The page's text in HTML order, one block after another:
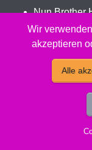
Nun Brother
Jetzt TN-
2026 - Peach
Wir
akzeptieren
Alle